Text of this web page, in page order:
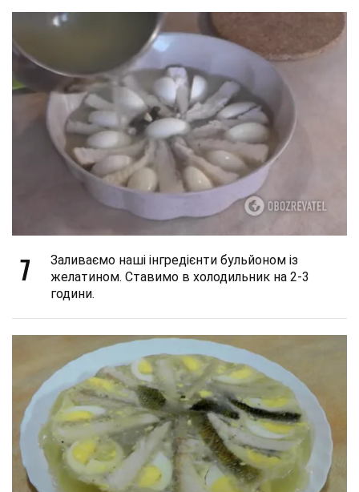
7
Заливаємо наші інгредієнти бульйоном із
желатином. Ставимо в холодильник на 2-3
години.